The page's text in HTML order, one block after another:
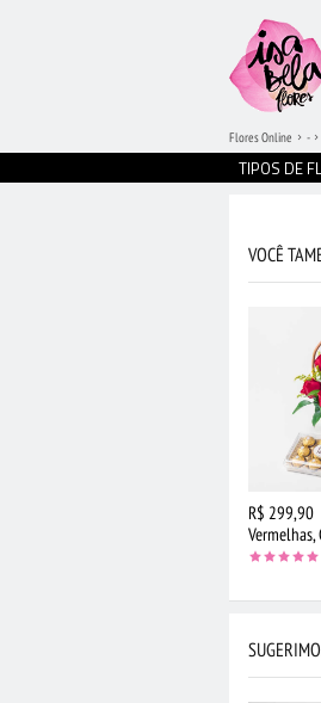
TIPOS DE
Flores Online -
VOCÊ
R$ 299,90